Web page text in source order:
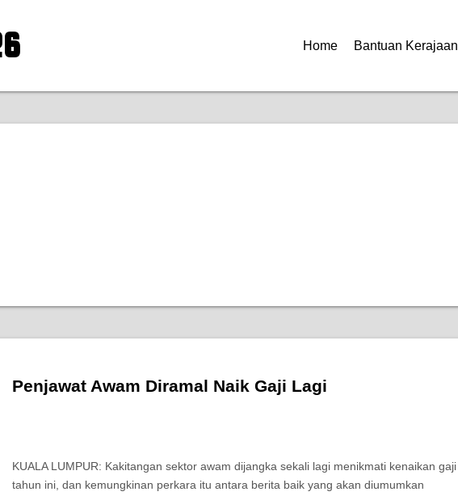
Home Bantuan Kerajaan
Penjawat Awam Diramal Naik Gaji Lagi
KUALA LUMPUR: Kakitangan sektor awam dijangka sekali lagi menikmati kenaikan gaji
tahun ini, dan kemungkinan perkara itu antara berita baik yang akan diumumkan